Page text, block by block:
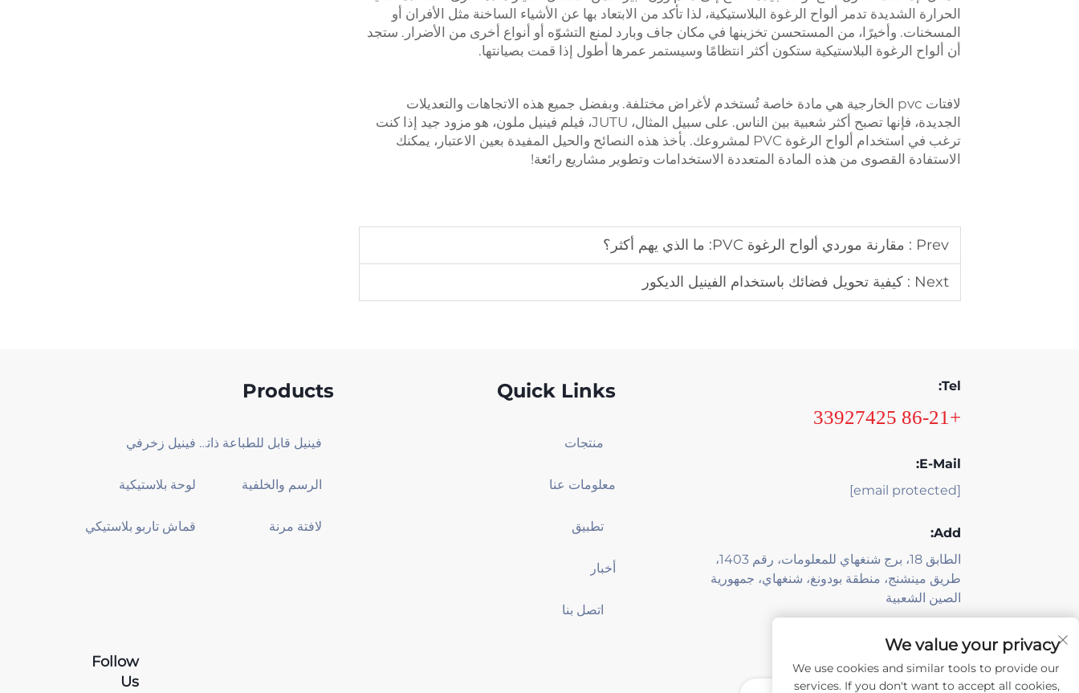
الحرارة الشديدة تدمر ألواح الرغوة البلاستيكية، لذا تأكد من الابتعاد بها عن الأشياء الساخنة مثل الأفران أو
المسخنات. وأخيرًا، من المستحسن تخزينها في مكان جاف وبارد لمنع التشوّه أو أنواع أخرى من الأضرار. ستجد
أن ألواح الرغوة البلاستيكية ستكون أكثر انتظامًا وسيستمر عمرها أطول إذا قمت بصيانتها.
لافتات pvc الخارجية
هي مادة خاصة تُستخدم لأغراض مختلفة. وبفضل جميع هذه الاتجاهات والتعديلات
الجديدة، فإنها تصبح أكثر شعبية بين الناس. على سبيل المثال، JUTU، فيلم فينيل ملون، هو مزود جيد إذا كنت
ترغب في استخدام ألواح الرغوة PVC لمشروعك. بأخذ هذه النصائح والحيل المفيدة بعين الاعتبار، يمكنك
الاستفادة القصوى من هذه المادة المتعددة الاستخدامات وتطوير مشاريع رائعة!
Prev : مقارنة موردي ألواح الرغوة PVC: ما الذي يهم أكثر؟
Next : كيفية تحويل فضائك باستخدام الفينيل الديكور
Tel:
+86-21 33927425
E-Mail:
[email protected]
Add:
الطابق 18، برج شنغهاي للمعلومات، رقم 1403،
طريق مينشنج، منطقة بودونغ، شنغهاي، جمهورية
الصين الشعبية
Quick Links
منتجات
معلومات عنا
تطبيق
أخبار
اتصل بنا
Products
فينيل قابل للطباعة ذاتي اللصق فينيل زخرفي
الرسم والخلفية لوحة بلاستيكية
لافتة مرنة قماش تاربو بلاستيكي
Follow
Us
We value your privacy
We use cookies and similar tools to provide our
services. If you don't want to accept all cookies,